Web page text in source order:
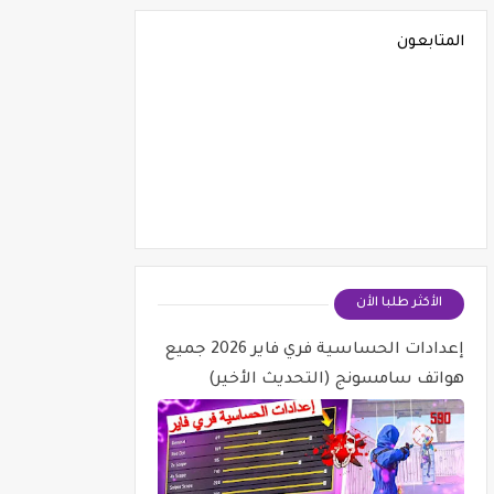
المتابعون
الأكثر طلبا الأن
إعدادات الحساسية فري فاير 2026 جميع
هواتف سامسونج (التحديث الأخير)